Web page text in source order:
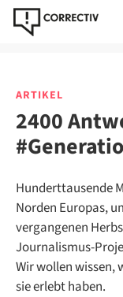
ARTIKEL
2400
Hunderttausende
Norden Europas,
vergangenen
Journalismus-
Wir wollen wissen,
sie erlebt haben.